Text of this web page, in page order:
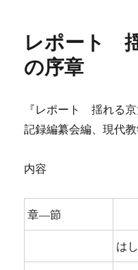
レポート
の序章
『レポート 揺れる
記録編纂会編、現代
内容
章―節
は